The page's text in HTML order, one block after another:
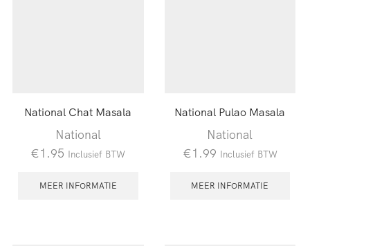
National Chat Masala
National
€1.95 Inclusief BTW
MEER INFORMATIE
National Pulao Masala
National
€1.99 Inclusief BTW
MEER INFORMATIE